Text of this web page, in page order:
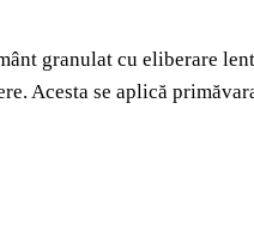
granulat cu eliberare
Acesta se aplică